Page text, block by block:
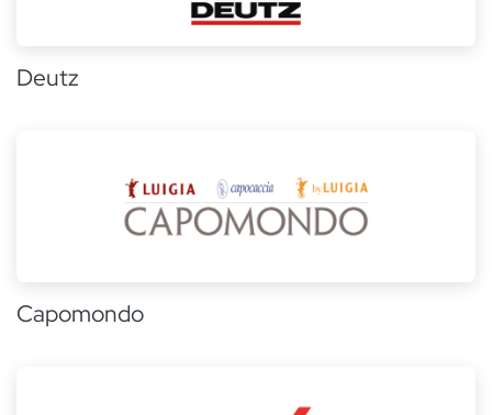
Deutz
Capomondo